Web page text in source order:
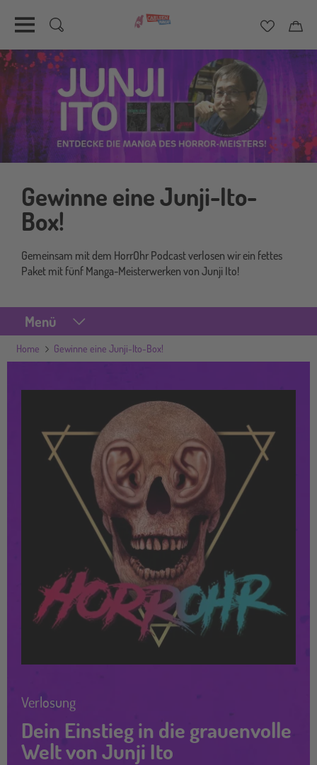
Direkt
zum
Inhalt
Gewinne eine Junji-Ito-
Box!
Gemeinsam mit dem HorrOhr Podcast verlosen wir ein fettes
Paket mit fünf Manga-Meisterwerken von Junji Ito!
Menü
Home Gewinne eine Junji-Ito-Box!
Verlosung
Dein Einstieg in die grauenvolle
Welt von Junji Ito